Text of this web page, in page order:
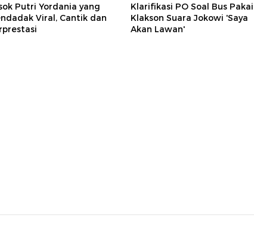
Putri Yordania yang
Viral, Cantik dan
Klarifikasi PO Soal Bus Pakai
Klakson Suara Jokowi 'Saya
Akan Lawan'